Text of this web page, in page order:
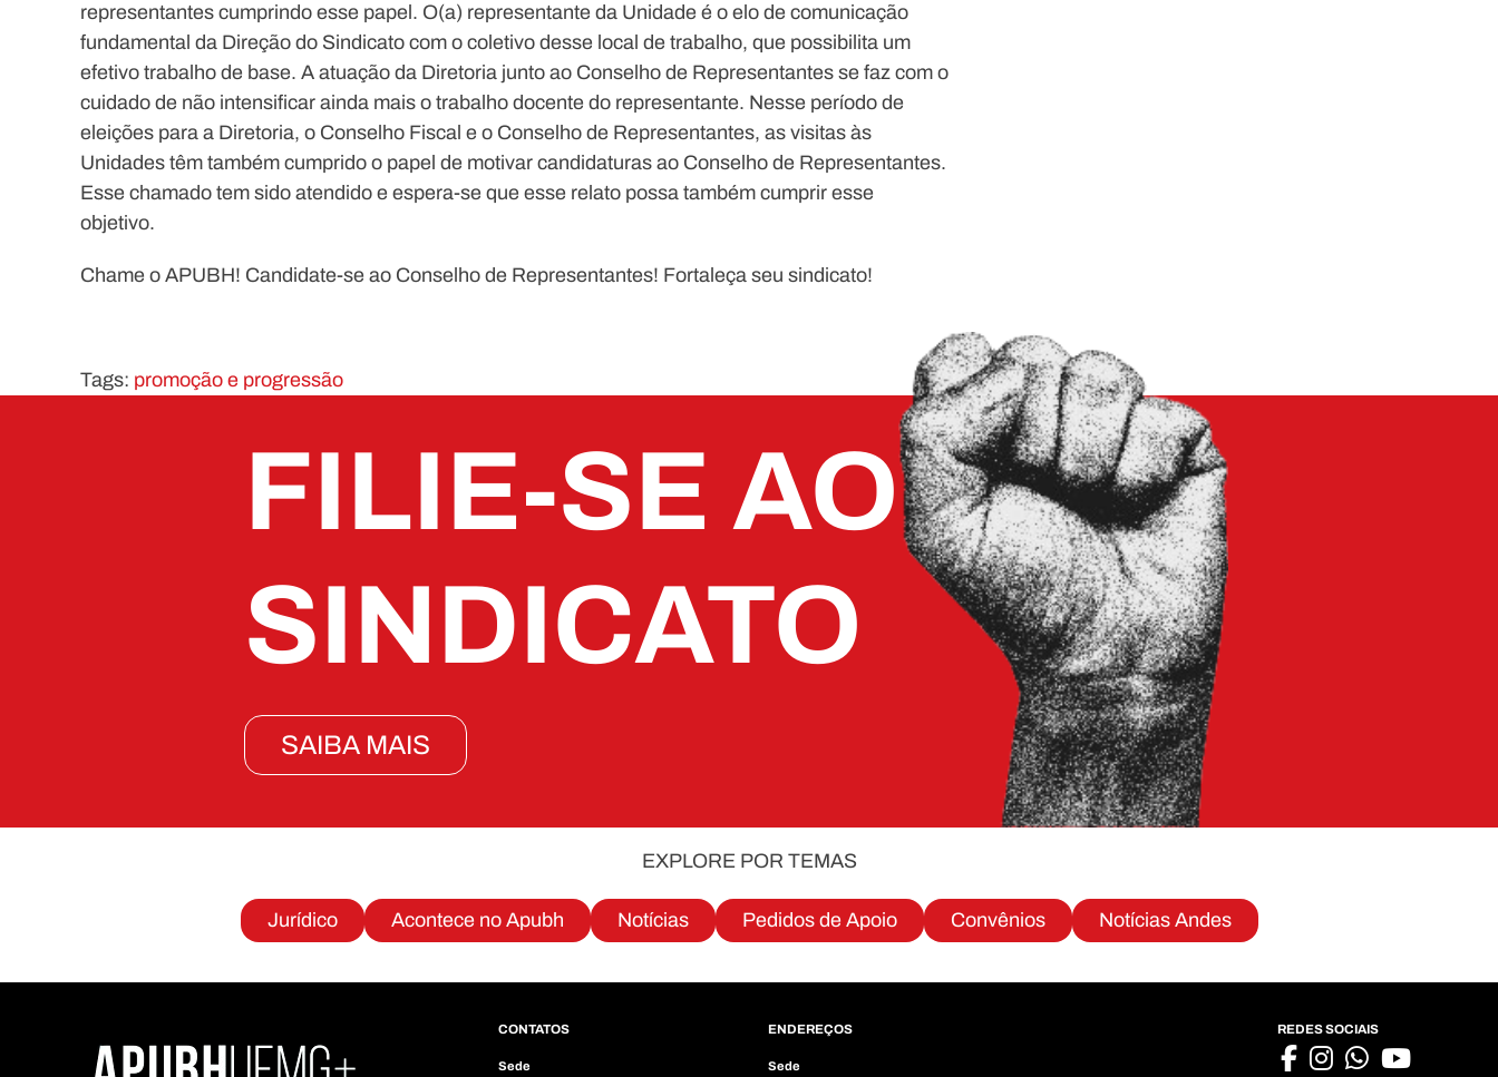
representantes cumprindo esse papel. O(a) representante da Unidade é o elo de comunicação
fundamental da Direção do Sindicato com o coletivo desse local de trabalho, que possibilita um
efetivo trabalho de base. A atuação da Diretoria junto ao Conselho de Representantes se faz com o
cuidado de não intensificar ainda mais o trabalho docente do representante. Nesse período de
eleições para a Diretoria, o Conselho Fiscal e o Conselho de Representantes, as visitas às
Unidades têm também cumprido o papel de motivar candidaturas ao Conselho de Representantes.
Esse chamado tem sido atendido e espera-se que esse relato possa também cumprir esse
objetivo.
Chame o APUBH! Candidate-se ao Conselho de Representantes! Fortaleça seu sindicato!
Tags: promoção e progressão
FILIE-SE AO
SINDICATO
SAIBA MAIS
EXPLORE POR TEMAS
Jurídico Acontece no Apubh Notícias Pedidos de Apoio Convênios Notícias Andes
CONTATOS
Sede
ENDEREÇOS
Sede
REDES SOCIAIS